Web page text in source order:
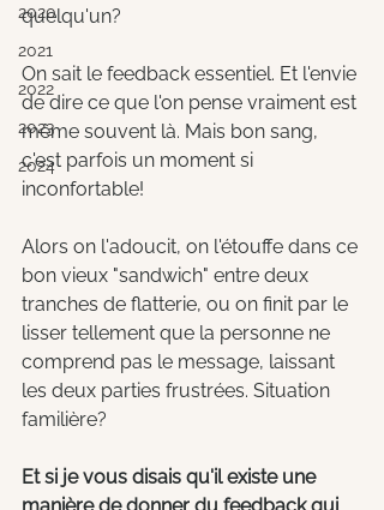
2020
2021
2022
2023
2024
quelqu'un?
On sait le feedback essentiel. Et l'envie
de dire ce que l'on pense vraiment est
même souvent là. Mais bon sang,
c'est parfois un moment si
inconfortable!
Alors on l'adoucit, on l'étouffe dans ce
bon vieux "sandwich" entre deux
tranches de flatterie, ou on finit par le
lisser tellement que la personne ne
comprend pas le message, laissant
les deux parties frustrées. Situation
familière?
Et si je vous disais qu'il existe une